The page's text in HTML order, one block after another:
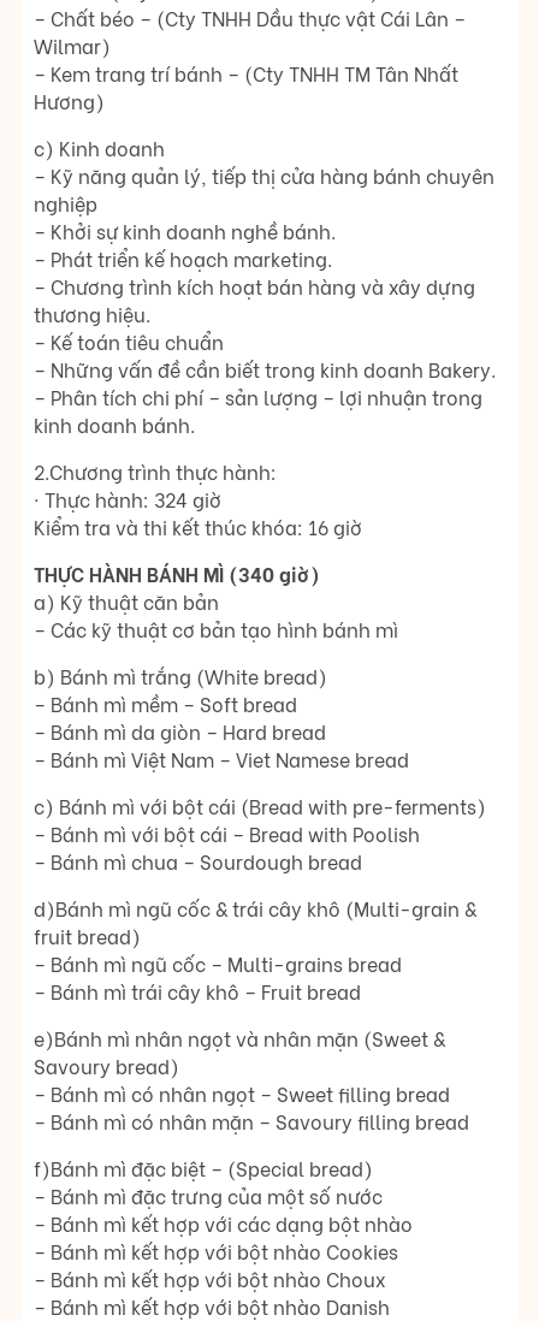
– Chất béo – (Cty TNHH Dầu thực vật Cái Lân –
Wilmar)
– Kem trang trí bánh – (Cty TNHH TM Tân Nhất
Hương)
c) Kinh doanh
– Kỹ năng quản lý, tiếp thị cửa hàng bánh chuyên
nghiệp
– Khởi sự kinh doanh nghề bánh.
– Phát triển kế hoạch marketing.
– Chương trình kích hoạt bán hàng và xây dựng
thương hiệu.
– Kế toán tiêu chuẩn
– Những vấn đề cần biết trong kinh doanh Bakery.
– Phân tích chi phí – sản lượng – lợi nhuận trong
kinh doanh bánh.
2.Chương trình thực hành:
· Thực hành: 324 giờ
Kiểm tra và thi kết thúc khóa: 16 giờ
THỰC HÀNH BÁNH MÌ (340 giờ)
a) Kỹ thuật căn bản
– Các kỹ thuật cơ bản tạo hình bánh mì
b) Bánh mì trắng (White bread)
– Bánh mì mềm – Soft bread
– Bánh mì da giòn – Hard bread
– Bánh mì Việt Nam – Viet Namese bread
c) Bánh mì với bột cái (Bread with pre-ferments)
– Bánh mì với bột cái – Bread with Poolish
– Bánh mì chua – Sourdough bread
d)Bánh mì ngũ cốc & trái cây khô (Multi-grain &
fruit bread)
– Bánh mì ngũ cốc – Multi-grains bread
– Bánh mì trái cây khô – Fruit bread
e)Bánh mì nhân ngọt và nhân mặn (Sweet &
Savoury bread)
– Bánh mì có nhân ngọt – Sweet filling bread
– Bánh mì có nhân mặn – Savoury filling bread
f)Bánh mì đặc biệt – (Special bread)
– Bánh mì đặc trưng của một số nước
– Bánh mì kết hợp với các dạng bột nhào
– Bánh mì kết hợp với bột nhào Cookies
– Bánh mì kết hợp với bột nhào Choux
– Bánh mì kết hợp với bột nhào Danish